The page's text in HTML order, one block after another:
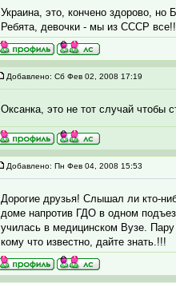
Украина, это, кончено здорово, но
Ребята, девочки - мы из СССР
Добавлено: Сб Фев 02, 2008 17:19
Оксанка, это не тот случай чтобы
Добавлено: Пн Фев 04, 2008 15:53
Дорогие друзья! Слышал ли кто-
доме напротив ГДО в одном
училась в медицинском Вузе.
кому что известно, дайте знать.!!!